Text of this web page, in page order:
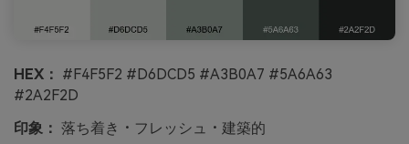
HEX： #F4F5F2 #D6DCD5 #A3B0A7 #5A6A63
#2A2F2D
印象： 落ち着き・フレッシュ・建築的